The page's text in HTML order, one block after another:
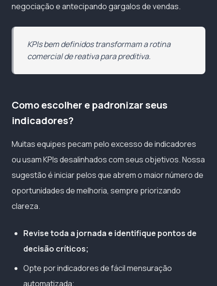
negociação e antecipando gargalos de vendas.
KPIs bem definidos transformam a rotina
comercial de reativa para preditiva.
Como escolher e padronizar seus
indicadores?
Muitas equipes pecam pelo excesso de indicadores
ou usam KPIs desalinhados com seus objetivos. Nossa
sugestão é iniciar pelos que abrem o maior número de
oportunidades de melhoria, sempre priorizando
clareza.
Revise toda a jornada e identifique pontos de
decisão críticos;
Opte por indicadores de fácil mensuração
automatizada;